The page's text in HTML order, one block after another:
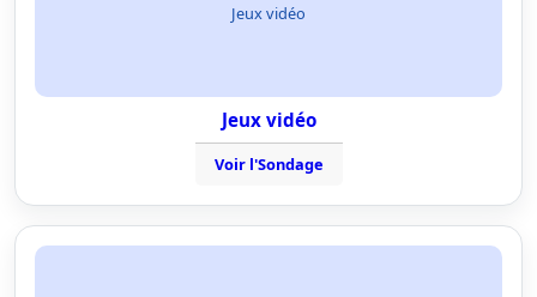
Jeux vidéo
Jeux vidéo
Voir l'Sondage